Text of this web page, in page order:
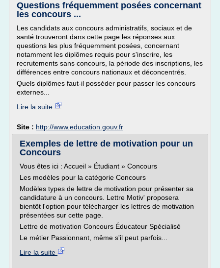
Questions fréquemment posées concernant
les concours ...
Les candidats aux concours administratifs, sociaux et de
santé trouveront dans cette page les réponses aux
questions les plus fréquemment posées, concernant
notamment les diplômes requis pour s'inscrire, les
recrutements sans concours, la période des inscriptions, les
différences entre concours nationaux et déconcentrés.
Quels diplômes faut-il posséder pour passer les concours
externes...
Lire la suite
Site : http://www.education.gouv.fr
Exemples de lettre de motivation pour un
Concours
Vous êtes ici : Accueil » Étudiant » Concours
Les modèles pour la catégorie Concours
Modèles types de lettre de motivation pour présenter sa
candidature à un concours. Lettre Motiv' proposera
bientôt l'option pour télécharger les lettres de motivation
présentées sur cette page.
Lettre de motivation Concours Éducateur Spécialisé
Le métier Passionnant, même s'il peut parfois...
Lire la suite